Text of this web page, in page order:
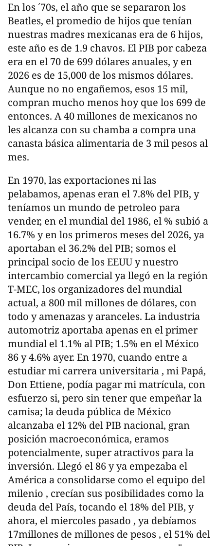
En los ´70s, el año que se separaron los
Beatles, el promedio de hijos que tenían
nuestras madres mexicanas era de 6 hijos,
este año es de 1.9 chavos. El PIB por cabeza
era en el 70 de 699 dólares anuales, y en
2026 es de 15,000 de los mismos dólares.
Aunque no no engañemos, esos 15 mil,
compran mucho menos hoy que los 699 de
entonces. A 40 millones de mexicanos no
les alcanza con su chamba a compra una
canasta básica alimentaria de 3 mil pesos al
mes.
En 1970, las exportaciones ni las
pelabamos, apenas eran el 7.8% del PIB, y
teníamos un mundo de petroleo para
vender, en el mundial del 1986, el % subió a
16.7% y en los primeros meses del 2026, ya
aportaban el 36.2% del PIB; somos el
principal socio de los EEUU y nuestro
intercambio comercial ya llegó en la región
T-MEC, los organizadores del mundial
actual, a 800 mil millones de dólares, con
todo y amenazas y aranceles. La industria
automotriz aportaba apenas en el primer
mundial el 1.1% al PIB; 1.5% en el México
86 y 4.6% ayer. En 1970, cuando entre a
estudiar mi carrera universitaria , mi Papá,
Don Ettiene, podía pagar mi matrícula, con
esfuerzo si, pero sin tener que empeñar la
camisa; la deuda pública de México
alcanzaba el 12% del PIB nacional, gran
posición macroeconómica, eramos
potencialmente, super atractivos para la
inversión. Llegó el 86 y ya empezaba el
América a consolidarse como el equipo del
milenio , crecían sus posibilidades como la
deuda del País, tocando el 18% del PIB, y
ahora, el miercoles pasado , ya debíamos
17millones de millones de pesos , el 51% del